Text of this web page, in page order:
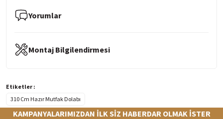
Yorumlar
Montaj Bilgilendirmesi
Etiketler :
310 Cm Hazır Mutfak Dolabı
KAMPANYALARIMIZDAN İLK SİZ HABERDAR OLMAK İSTER